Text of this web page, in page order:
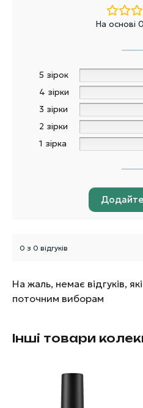
На основі 0
5 зірок
4 зірки
3 зірки
2 зірки
1 зірка
Додайте
0 з 0 відгуків
На жаль, немає відгуків,
поточним виборам
Інші товари